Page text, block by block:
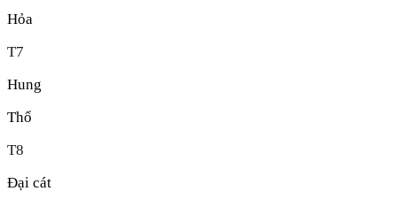
Hỏa
T7
Hung
Thổ
T8
Đại cát